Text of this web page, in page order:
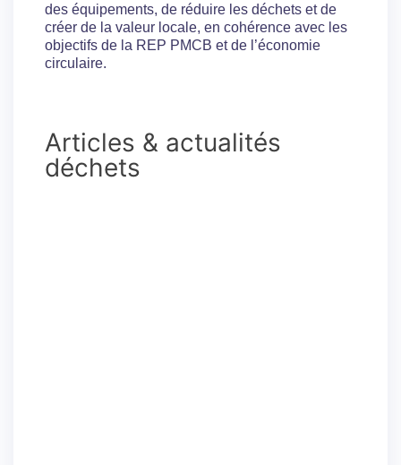
des équipements, de réduire les déchets et de
créer de la valeur locale, en cohérence avec les
objectifs de la REP PMCB et de l’économie
circulaire.
Articles & actualités
déchets